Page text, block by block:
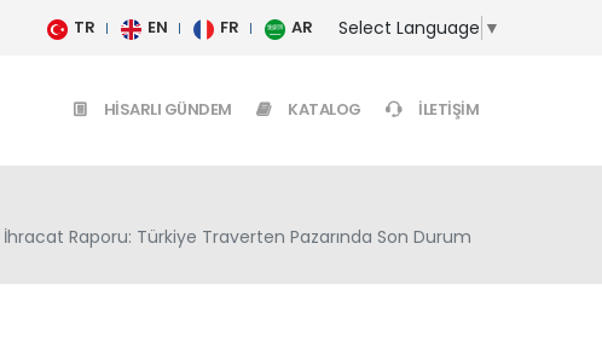
TR EN FR AR Select Language ▼
HISARLI GÜNDEM KATALOG İLETIŞIM
Raporu: Türkiye Traverten Pazarında Son Durum